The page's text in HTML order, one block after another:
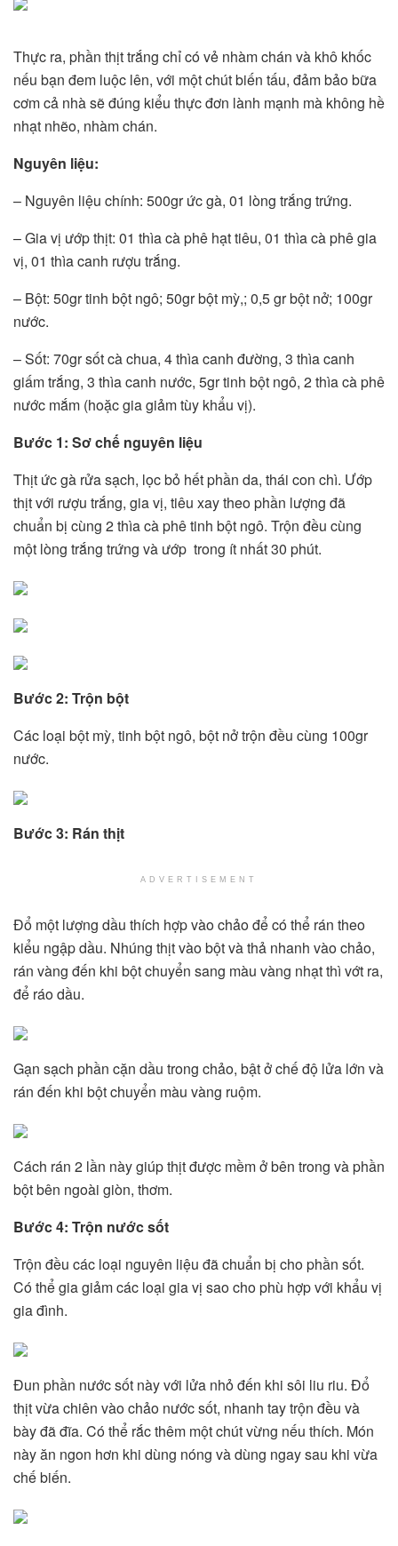
Thực ra, phần thịt trắng chỉ có vẻ nhàm chán và khô khốc
nếu bạn đem luộc lên, với một chút biến tấu, đảm bảo bữa
cơm cả nhà sẽ đúng kiểu thực đơn lành mạnh mà không hề
nhạt nhẽo, nhàm chán.
Nguyên liệu:
– Nguyên liệu chính: 500gr ức gà, 01 lòng trắng trứng.
– Gia vị ướp thịt: 01 thìa cà phê hạt tiêu, 01 thìa cà phê gia
vị, 01 thìa canh rượu trắng.
– Bột: 50gr tinh bột ngô; 50gr bột mỳ,; 0,5 gr bột nở; 100gr
nước.
– Sốt: 70gr sốt cà chua, 4 thìa canh đường, 3 thìa canh
giấm trắng, 3 thìa canh nước, 5gr tinh bột ngô, 2 thìa cà phê
nước mắm (hoặc gia giảm tùy khẩu vị).
Bước 1: Sơ chế nguyên liệu
Thịt ức gà rửa sạch, lọc bỏ hết phần da, thái con chì. Ướp
thịt với rượu trắng, gia vị, tiêu xay theo phần lượng đã
chuẩn bị cùng 2 thìa cà phê tinh bột ngô. Trộn đều cùng
một lòng trắng trứng và ướp trong ít nhất 30 phút.
Bước 2: Trộn bột
Các loại bột mỳ, tinh bột ngô, bột nở trộn đều cùng 100gr
nước.
Bước 3: Rán thịt
ADVERTISEMENT
Đổ một lượng dầu thích hợp vào chảo để có thể rán theo
kiểu ngập dầu. Nhúng thịt vào bột và thả nhanh vào chảo,
rán vàng đến khi bột chuyển sang màu vàng nhạt thì vớt ra,
để ráo dầu.
Gạn sạch phần cặn dầu trong chảo, bật ở chế độ lửa lớn và
rán đến khi bột chuyển màu vàng ruộm.
Cách rán 2 lần này giúp thịt được mềm ở bên trong và phần
bột bên ngoài giòn, thơm.
Bước 4: Trộn nước sốt
Trộn đều các loại nguyên liệu đã chuẩn bị cho phần sốt.
Có thể gia giảm các loại gia vị sao cho phù hợp với khẩu vị
gia đình.
Đun phần nước sốt này với lửa nhỏ đến khi sôi liu riu. Đổ
thịt vừa chiên vào chảo nước sốt, nhanh tay trộn đều và
bày đã đĩa. Có thể rắc thêm một chút vừng nếu thích. Món
này ăn ngon hơn khi dùng nóng và dùng ngay sau khi vừa
chế biến.